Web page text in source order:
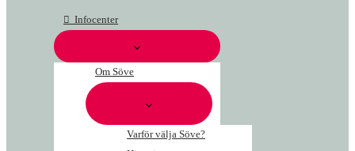
Infocenter
Om Söve
Varför välja Söve?
sunshade,